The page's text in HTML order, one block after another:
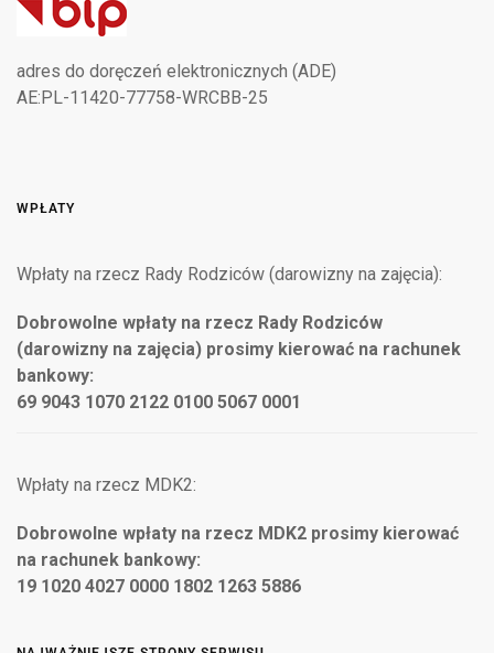
adres do doręczeń elektronicznych (ADE)
AE:PL-11420-77758-WRCBB-25
WPŁATY
Wpłaty na rzecz Rady Rodziców (darowizny na zajęcia):
Dobrowolne wpłaty na rzecz Rady Rodziców
(darowizny na zajęcia) prosimy kierować na rachunek
bankowy:
69 9043 1070 2122 0100 5067 0001
Wpłaty na rzecz MDK2:
Dobrowolne wpłaty na rzecz MDK2 prosimy kierować
na rachunek bankowy:
19 1020 4027 0000 1802 1263 5886